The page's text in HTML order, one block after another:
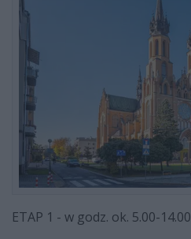
ETAP 1 - w godz. ok. 5.00-14.00